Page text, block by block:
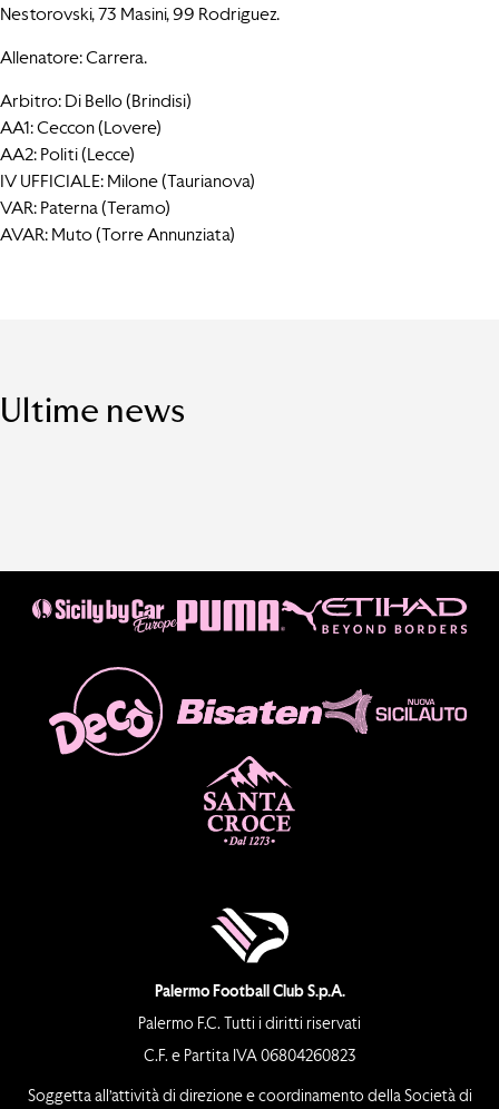
Nestorovski, 73 Masini, 99 Rodriguez.
Allenatore: Carrera.
Arbitro: Di Bello (Brindisi)
AA1: Ceccon (Lovere)
AA2: Politi (Lecce)
IV UFFICIALE: Milone (Taurianova)
VAR: Paterna (Teramo)
AVAR: Muto (Torre Annunziata)
Ultime news
Palermo Football Club S.p.A.
Palermo F.C. Tutti i diritti riservati
C.F. e Partita IVA 06804260823
Soggetta all’attività di direzione e coordinamento della Società di